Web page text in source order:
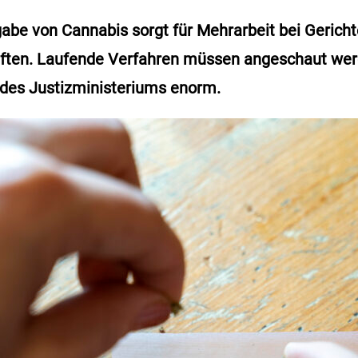
von Cannabis sorgt für Mehrarbeit bei
Laufende Verfahren müssen angeschaut
Justizministeriums enorm.